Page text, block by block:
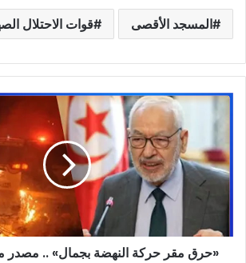
المسجد الأقصى قوات الاحتلال
«حرق
النهضة
بجمال»
..
النهضة
يعلق«حرق مقر حركة النهضة بجمال» .. مصدر